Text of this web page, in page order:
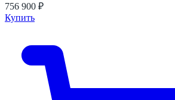
756 900 ₽
Купить